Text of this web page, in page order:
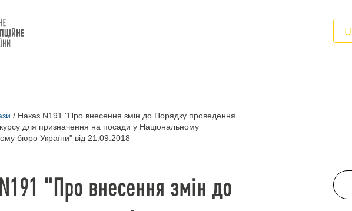
/ Наказ N191 "Про внесення змін до Порядку проведення
для призначення на посади у Національному
бюро України" від 21.09.2018
"Про внесення змін до